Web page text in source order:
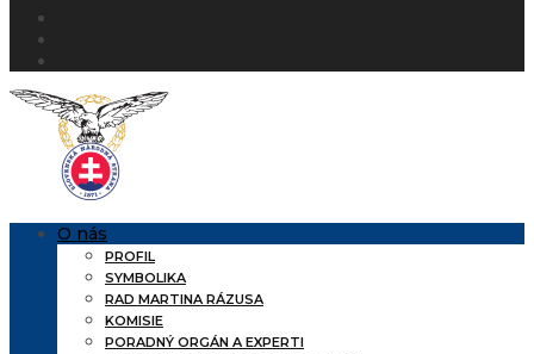
O nás
PROFIL
SYMBOLIKA
RAD MARTINA RÁZUSA
KOMISIE
PORADNÝ ORGÁN A EXPERTI